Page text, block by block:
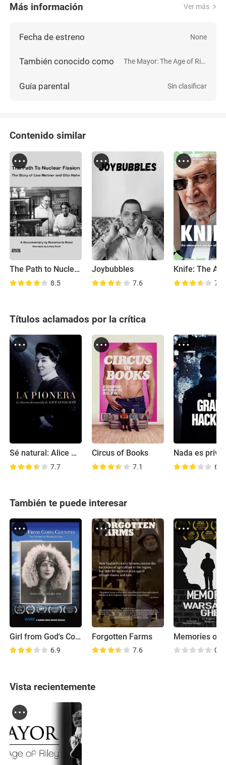
Más información Ver más
Fecha de estreno None
También conocido como The Mayor: The Age of Riley
Guía parental Sin clasificar
Contenido similar
The Path to Nuclear Fission: The Story of Lise Meitner and Otto Hahn
8.5
Joybubbles
7.6 7.5
Títulos aclamados por la crítica
Sé natural: Alice Guy-Blaché
7.7
Circus of Books
7.1
Nada es
6.8
También te puede interesar
Girl from God's Country
6.9
Forgotten Farms
7.6 0.0
Vista recientemente